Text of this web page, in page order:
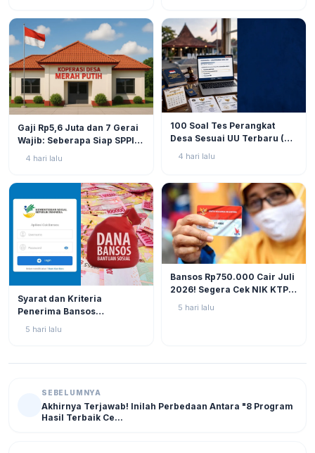
Gaji Rp5,6 Juta dan 7 Gerai
Wajib: Seberapa Siap SPPI
4 hari lalu
100 Soal Tes Perangkat
Desa Sesuai UU Terbaru (UU
4 hari lalu
Syarat dan Kriteria
Penerima Bansos
Rp750.000 Juli 2026, Cek
5 hari lalu
Bansos Rp750.000 Cair Juli
2026! Segera Cek NIK KTP
di Situs Resmi Kemensos
5 hari lalu
SEBELUMNYA
Akhirnya Terjawab! Inilah Perbedaan Antara "8 Program
Hasil Terbaik Ce...